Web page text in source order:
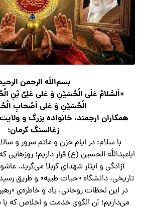
بسم‌الله الرحمن
«اَلسَّلامُ عَلَی الْحُسَیْنِ وَ عَلی عَلِیِّ بْنِ
الْحُسَیْنِ وَ عَلی اَصْحابِ
همکاران ارجمند، خانواده بزرگ و
زغالسنگ کرمان؛
با سلام؛ در ایام حزن و ماتم سرور و
اباعبدالله الحسین (ع) قرار داریم؛
آزادگی و ایثار شهدای کربلا می‌گرید.
تاریخی، دانشگاه «حیات طیبه» و طریق
در این لحظات روحانی، یاد و خاطره‌ی
می‌داریم؛ آن الگوی خدمت و اخلاص که